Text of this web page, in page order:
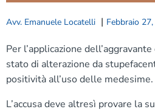
Avv. Emanuele Locatelli | Febbraio
Per l’applicazione
stato di alterazione da
positività all’uso delle medesime.
L’accusa deve altresì provare la